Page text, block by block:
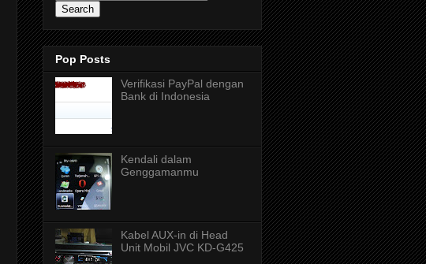
Pop Posts
Verifikasi PayPal dengan
Bank di Indonesia
Kendali dalam
Genggamanmu
Kabel AUX-in di Head
Unit Mobil JVC KD-G425